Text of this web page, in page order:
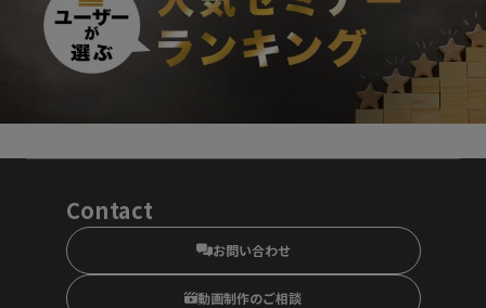
Contact
お問い合わせ
動画制作のご相談